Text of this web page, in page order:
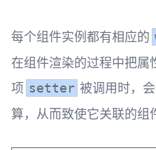
每个组件实例都有相应的
在组件渲染的过程中把属
项 setter 被调用时，
算，从而致使它关联的组